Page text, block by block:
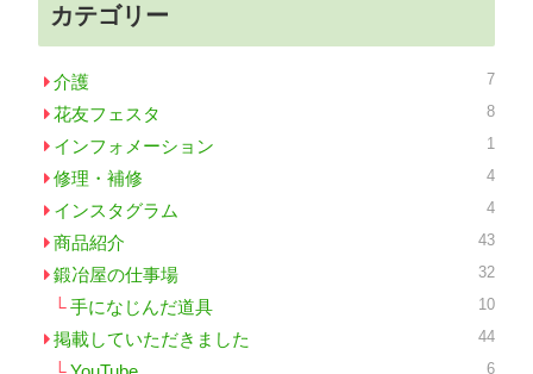
カテゴリー
介護 7
花友フェスタ 8
インフォメーション 1
修理・補修 4
インスタグラム 4
商品紹介 43
鍛冶屋の仕事場 32
手になじんだ道具 10
掲載していただきました 44
6